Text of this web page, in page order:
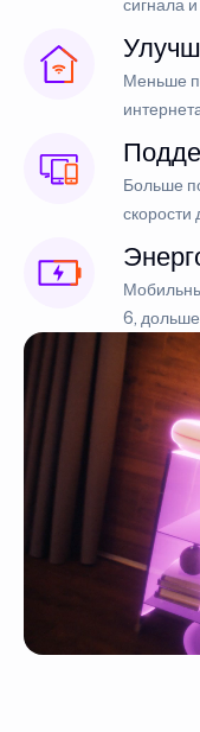
сигнала
Меньше
Больше
скорости
6,